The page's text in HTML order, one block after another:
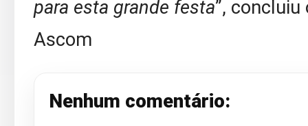
para esta grande festa”,
Ascom
Nenhum comentário: